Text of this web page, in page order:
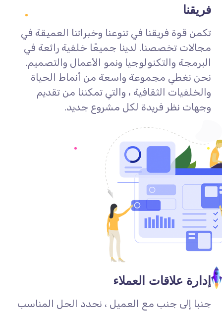
فريقنا
تكمن قوة فريقنا في تنوعنا وخبراتنا العميقة في
مجالات تخصصنا. لدينا جميعًا خلفية رائعة في
البرمجة والتكنولوجيا ونمو الأعمال والتصميم.
نحن نغطي مجموعة واسعة من أنماط الحياة
والخلفيات الثقافية ، والتي تمكننا من تقديم
وجهات نظر فريدة لكل مشروع جديد.
إدارة علاقات العملاء
جنبا إلى جنب مع العميل ، نحدد الحل المناسب